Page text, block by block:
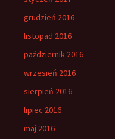
grudzień 2016
listopad 2016
październik 2016
wrzesień 2016
sierpień 2016
lipiec 2016
maj 2016